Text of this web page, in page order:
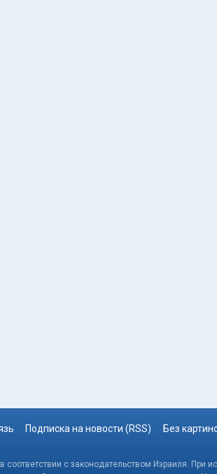
Подписка на новости (RSS) Без
с законодательством Израиля. При